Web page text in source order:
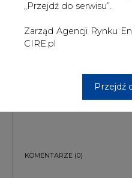
„Przejdź do serwisu”.
Zarząd Agencji Rynku
CIRE.pl
Przejdź
PODPIS
Przesłanie komentarza oznacza
KOMENTARZE (0)